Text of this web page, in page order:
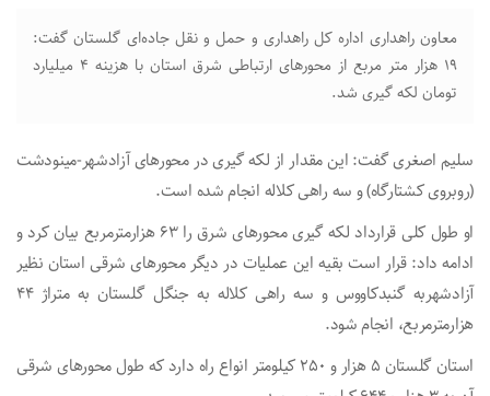
معاون راهداری اداره کل راهداری و حمل و نقل جاده‌ای گلستان گفت:
۱۹ هزار متر مربع از محور‌های ارتباطی شرق استان با هزینه ۴ میلیارد
تومان لکه گیری شد.
سلیم اصغری گفت: این مقدار از لکه گیری در محور‌های آزادشهر-مینودشت
(روبروی کشتارگاه) و سه راهی کلاله انجام شده است.
او طول کلی قرارداد لکه گیری محور‌های شرق را ۶۳ هزارمترمربع بیان کرد و
ادامه داد: قرار است بقیه این عملیات در دیگر محور‌های شرقی استان نظیر
آزادشهربه گنبدکاووس و سه راهی کلاله به جنگل گلستان به متراژ ۴۴
هزارمترمربع، انجام شود.
استان گلستان ۵ هزار و ۲۵۰ کیلومتر انواع راه دارد که طول محور‌های شرقی